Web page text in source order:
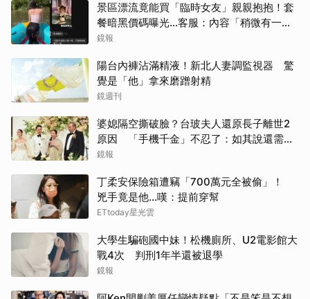
景區漂流竟能買「臨時女友」親親抱抱！套
餐暗黑價碼曝光…客服：內容「稍微有一點
尺度」
鏡報
陽台內褲沾滿精液！新北人妻調監視器 驚
覺是「他」拿來磨蹭射精
鏡週刊
婆媳隔空撕破臉？台玻夫人還原長子離世2
原因 「手機千金」不忍了：如其說還需要
離開嗎？
鏡報
丁柔安保險箱遭竊「700萬元全被偷」！
兇手竟是他...嘆：提前穿幫
ETtoday星光雲
大學生騙砲國中妹！松機廁所、U2電影館大
戰4次 判刑1年半還被退學
鏡報